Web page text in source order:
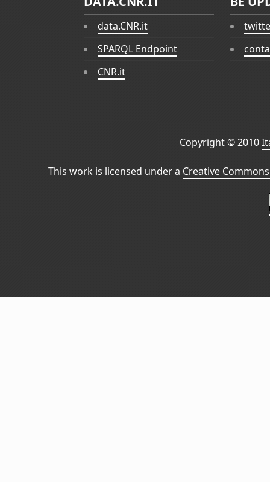
data.CNR.it
SPARQL Endpoint
CNR.it
Copyright © 2010
This work is licensed under a Creative